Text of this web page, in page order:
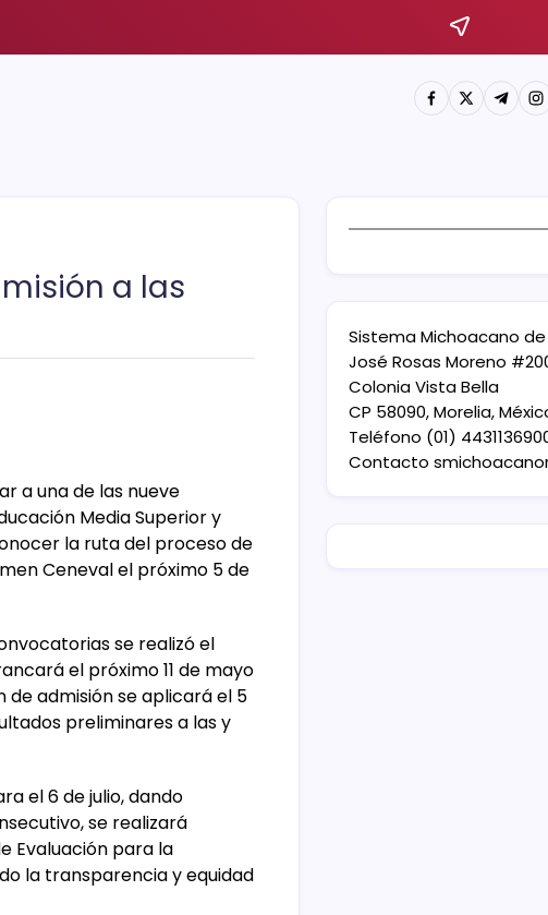
a las
a una de las nueve
Media Superior y
la ruta del proceso de
Ceneval el próximo 5 de
se realizó el
el próximo 11 de mayo
de admisión se aplicará el 5
preliminares a las y
el 6 de julio, dando
se realizará
Evaluación para la
la transparencia y equidad
Sistema Michoacano
José Rosas Moreno
Colonia Vista Bella
CP 58090, Morelia,
Teléfono (01)
Contacto